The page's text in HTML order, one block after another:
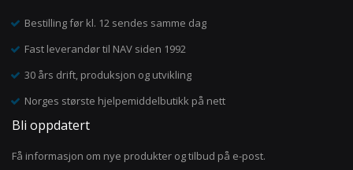
Bestilling før kl. 12 sendes samme dag
Fast leverandør til NAV siden 1992
30 års drift, produksjon og utvikling
Norges største hjelpemiddelbutikk på nett
Bli oppdatert
Få informasjon om nye produkter og tilbud på e-post.